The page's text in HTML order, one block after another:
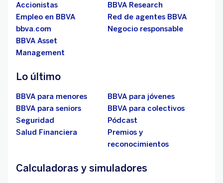
Accionistas
BBVA Research
Empleo en BBVA
Red de agentes BBVA
bbva.com
Negocio responsable
BBVA Asset
Management
Lo último
BBVA para menores
BBVA para jóvenes
BBVA para seniors
BBVA para colectivos
Seguridad
Pódcast
Salud Financiera
Premios y
reconocimientos
Calculadoras y simuladores